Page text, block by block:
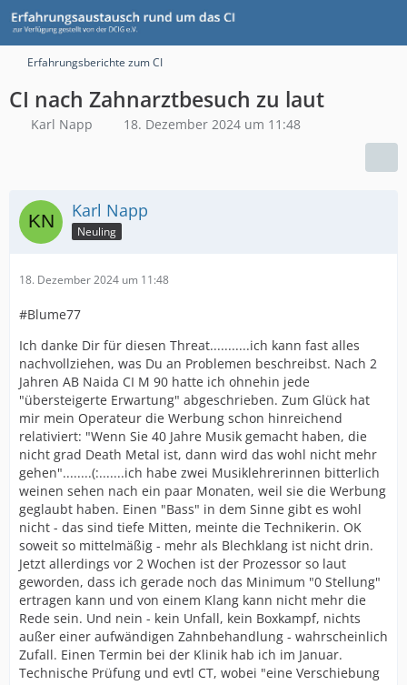
Erfahrungsberichte zum CI
CI nach Zahnarztbesuch zu laut
Karl Napp 18. Dezember 2024 um 11:48
Karl Napp
Neuling
18. Dezember 2024 um 11:48
#Blume77
Ich danke Dir für diesen Threat...........ich kann fast alles
nachvollziehen, was Du an Problemen beschreibst. Nach 2
Jahren AB Naida CI M 90 hatte ich ohnehin jede
"übersteigerte Erwartung" abgeschrieben. Zum Glück hat
mir mein Operateur die Werbung schon hinreichend
relativiert: "Wenn Sie 40 Jahre Musik gemacht haben, die
nicht grad Death Metal ist, dann wird das wohl nicht mehr
gehen"........(:.......ich habe zwei Musiklehrerinnen bitterlich
weinen sehen nach ein paar Monaten, weil sie die Werbung
geglaubt haben. Einen "Bass" in dem Sinne gibt es wohl
nicht - das sind tiefe Mitten, meinte die Technikerin. OK
soweit so mittelmäßig - mehr als Blechklang ist nicht drin.
Jetzt allerdings vor 2 Wochen ist der Prozessor so laut
geworden, dass ich gerade noch das Minimum "0 Stellung"
ertragen kann und von einem Klang kann nicht mehr die
Rede sein. Und nein - kein Unfall, kein Boxkampf, nichts
außer einer aufwändigen Zahnbehandlung - wahrscheinlich
Zufall. Einen Termin bei der Klinik hab ich im Januar.
Technische Prüfung und evtl CT, wobei "eine Verschiebung